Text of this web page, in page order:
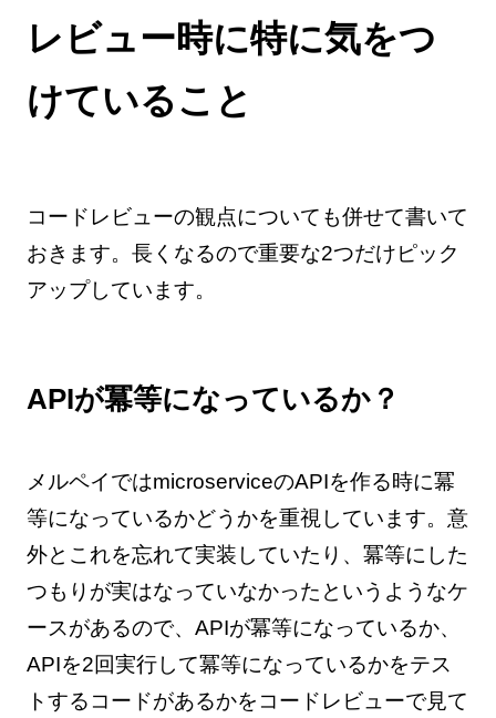
レビュー時に特に気をつ
けていること
コードレビューの観点についても併せて書いて
おきます。長くなるので重要な2つだけピック
アップしています。
APIが冪等になっているか？
メルペイではmicroserviceのAPIを作る時に冪
等になっているかどうかを重視しています。意
外とこれを忘れて実装していたり、冪等にした
つもりが実はなっていなかったというようなケ
ースがあるので、APIが冪等になっているか、
APIを2回実行して冪等になっているかをテス
トするコードがあるかをコードレビューで見て